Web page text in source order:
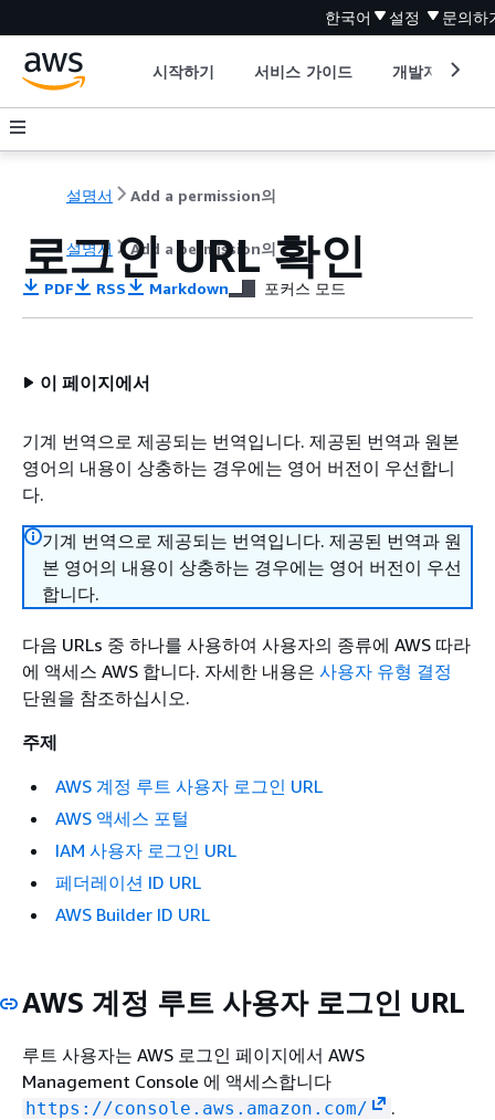
한국어 설정 문의하
시작하기 서비스 가이드 개발자 도구
설명서 Add a permission의
설명서 Add a permission의
로그인 URL 확인
PDF RSS Markdown 포커스 모드
이 페이지에서
기계 번역으로 제공되는 번역입니다. 제공된 번역과 원본
영어의 내용이 상충하는 경우에는 영어 버전이 우선합니
다.
기계 번역으로 제공되는 번역입니다. 제공된 번역과 원
본 영어의 내용이 상충하는 경우에는 영어 버전이 우선
합니다.
다음 URLs 중 하나를 사용하여 사용자의 종류에 AWS 따라
에 액세스 AWS 합니다. 자세한 내용은 사용자 유형 결정
단원을 참조하십시오.
주제
AWS 계정 루트 사용자 로그인 URL
AWS 액세스 포털
IAM 사용자 로그인 URL
페더레이션 ID URL
AWS Builder ID URL
AWS 계정 루트 사용자 로그인 URL
루트 사용자는 AWS 로그인 페이지에서 AWS
Management Console 에 액세스합니다
https://console.aws.amazon.com/ .